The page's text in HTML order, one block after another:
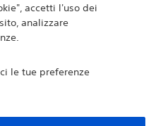
accetti l'uso dei
analizzare
le tue preferenze